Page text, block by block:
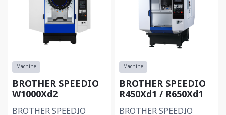
Machine
BROTHER SPEEDIO
W1000Xd2
BROTHER SPEEDIO
Machine
BROTHER SPEEDIO
R450Xd1 / R650Xd1
BROTHER SPEEDIO